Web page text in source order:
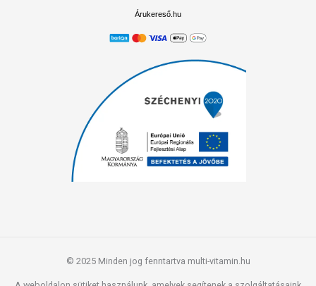
Árukereső.hu
© 2025 Minden jog fenntartva multi-vitamin.hu